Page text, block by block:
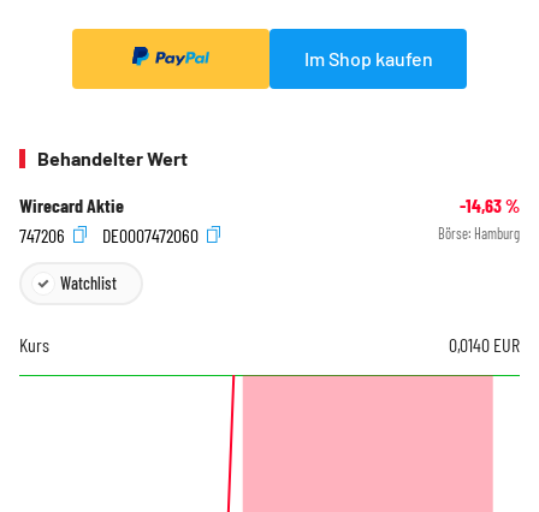
Im Shop kaufen
Behandelter Wert
Wirecard Aktie -14,63%
747206
DE0007472060 Börse: Hamburg
Watchlist
Kurs 0,0140 EUR